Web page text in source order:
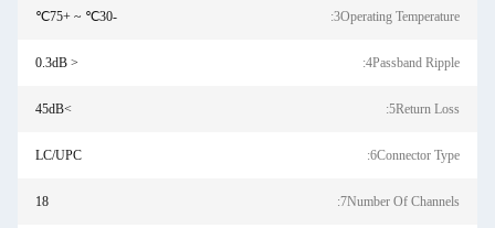
3Operating Temperature:
-30℃ ~ +75℃
4Passband Ripple:
< 0.3dB
5Return Loss:
>45dB
6Connector Type:
LC/UPC
7Number Of Channels:
18